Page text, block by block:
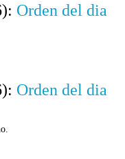
Orden del dia
Lezama.
Orden del dia
Etxano.
Orduña.